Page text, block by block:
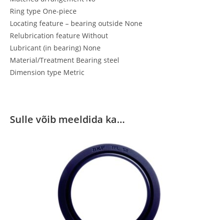
Ring type One-piece
Locating feature – bearing outside None
Relubrication feature Without
Lubricant (in bearing) None
Material/Treatment Bearing steel
Dimension type Metric
Sulle võib meeldida ka…